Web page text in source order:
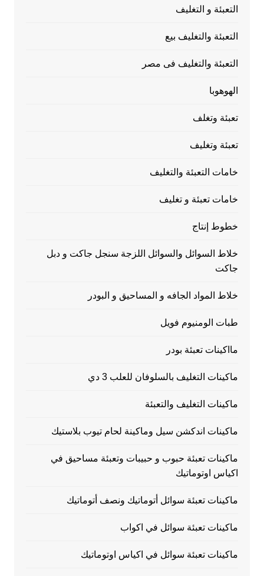
التعبئة و التغليف
التعبئة والتغليف بيع
التعبئة والتغليف فى مصر
الهوهوبا
تعبئة وتغلف
تعبئة وتغليف
خامات التعبئة والتغليف
خامات تعبئة و تغليف
خطوط إنتاج
خلاط السوائل والسوائل اللزجة سنجل جاكت و دبل
جاكت
خلاط المواد الجافه و المساحيق و البودر
طبات الومنيوم فويل
مااكينات تعبئة بودر
ماكينات التغليف بالسلوفان للعلب 3 دي
ماكينات التغليف والتعبئة
ماكينات اندكشن سيل وماكينة لحام تيوب بلاستيك
ماكينات تعبئة حبوب و حبيبات وتعبئة مساحيق في
اكياس اوتوماتيك
ماكينات تعبئة سوائل أتوماتيك ونصف أتوماتيك
ماكينات تعبئة سوائل في اكواب
ماكينات تعبئة سوائل في اكياس اوتوماتيك